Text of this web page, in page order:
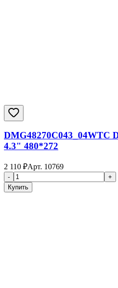
DMG48270C043_04WTC
4.3" 480*272
2 110 ₽Арт. 10769
-
+
Купить